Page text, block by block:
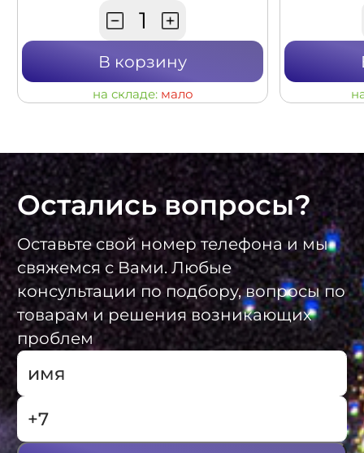
В корзину
на складе: мало
Остались вопросы?
Оставьте свой номер телефона и мы
свяжемся с Вами. Любые
консультации по подбору, вопросы по
товарам и решения возникающих
проблем